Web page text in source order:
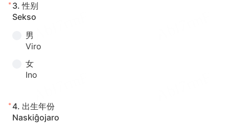
* 3. 性别
Sekso
男
Viro
女
Ino
* 4. 出生年份
Naskiĝojaro